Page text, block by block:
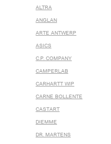
ALTRA
ANGLAN
ARTE ANTWERP
ASICS
C.P. COMPANY
CAMPERLAB
CARHARTT WIP
CARNE BOLLENTE
CASTART
DIEMME
DR. MARTENS